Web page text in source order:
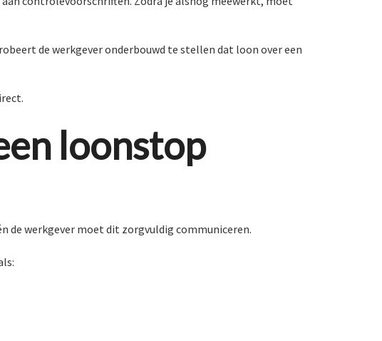
de werkgever onderbouwd te stellen dat loon over een
loonstop
de werkgever moet dit zorgvuldig communiceren.